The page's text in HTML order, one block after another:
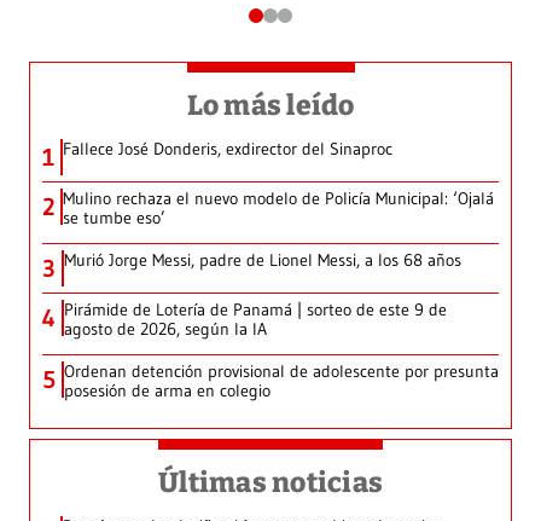
Lo más leído
1 Fallece José Donderis, exdirector del Sinaproc
2 Mulino rechaza el nuevo modelo de Policía Municipal: ‘Ojalá
se tumbe eso’
3 Murió Jorge Messi, padre de Lionel Messi, a los 68 años
4 Pirámide de Lotería de Panamá | sorteo de este 9 de
agosto de 2026, según la IA
5 Ordenan detención provisional de adolescente por presunta
posesión de arma en colegio
Últimas noticias